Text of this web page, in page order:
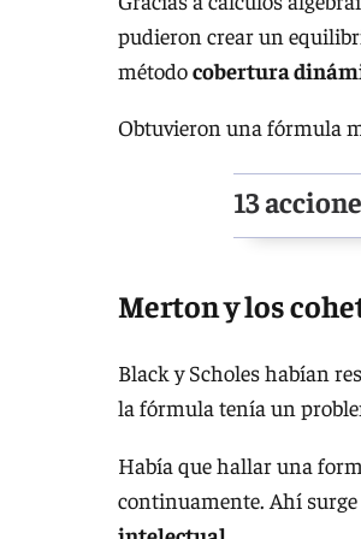
pudieron crear un
métodocobertura
Obtuvieron una fórmula
13
Merton y los
Black y Scholes habían
la fórmula tenía un
Había que hallar una
continuamente. Ahí surge